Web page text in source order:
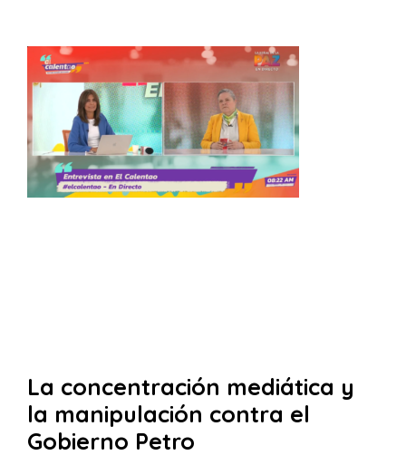
La concentración mediática y
la manipulación contra el
Gobierno Petro